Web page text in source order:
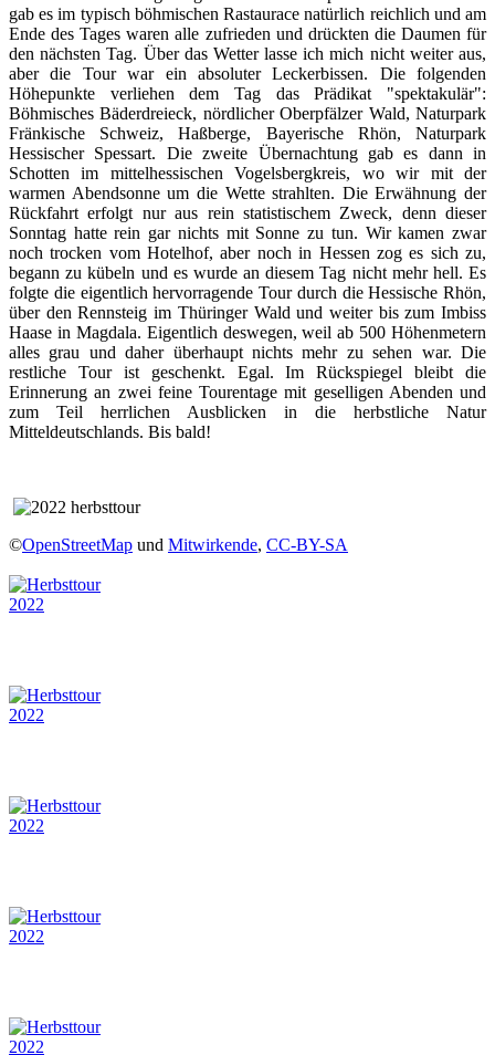
gab es im typisch böhmischen Rastaurace natürlich reichlich und am
Ende des Tages waren alle zufrieden und drückten die Daumen für
den nächsten Tag. Über das Wetter lasse ich mich nicht weiter aus,
aber die Tour war ein absoluter Leckerbissen. Die folgenden
Höhepunkte verliehen dem Tag das Prädikat "spektakulär":
Böhmisches Bäderdreieck, nördlicher Oberpfälzer Wald, Naturpark
Fränkische Schweiz, Haßberge, Bayerische Rhön, Naturpark
Hessischer Spessart. Die zweite Übernachtung gab es dann in
Schotten im mittelhessischen Vogelsbergkreis, wo wir mit der
warmen Abendsonne um die Wette strahlten. Die Erwähnung der
Rückfahrt erfolgt nur aus rein statistischem Zweck, denn dieser
Sonntag hatte rein gar nichts mit Sonne zu tun. Wir kamen zwar
noch trocken vom Hotelhof, aber noch in Hessen zog es sich zu,
begann zu kübeln und es wurde an diesem Tag nicht mehr hell. Es
folgte die eigentlich hervorragende Tour durch die Hessische Rhön,
über den Rennsteig im Thüringer Wald und weiter bis zum Imbiss
Haase in Magdala. Eigentlich deswegen, weil ab 500 Höhenmetern
alles grau und daher überhaupt nichts mehr zu sehen war. Die
restliche Tour ist geschenkt. Egal. Im Rückspiegel bleibt die
Erinnerung an zwei feine Tourentage mit geselligen Abenden und
zum Teil herrlichen Ausblicken in die herbstliche Natur
Mitteldeutschlands. Bis bald!
©OpenStreetMap und Mitwirkende, CC-BY-SA